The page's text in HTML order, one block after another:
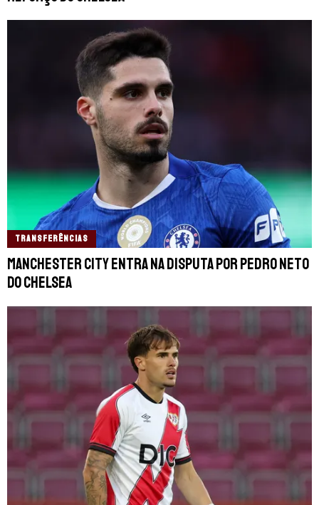
TRANSFERÊNCIAS
Manchester City entra na disputa por Pedro Neto
do Chelsea